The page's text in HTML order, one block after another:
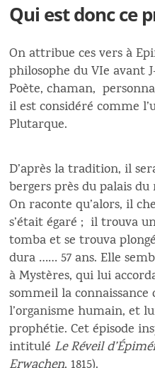
Qui est donc ce
On attribue ces vers à
philosophe du VIe avant
Poète, chaman,
il est considéré comme
Plutarque.
D’après la tradition, il
bergers près du palais du
On raconte qu’alors, il
s’était égaré ; il trouva
tomba et se trouva
dura …… 57 ans. Elle
à Mystères, qui lui
sommeil la
l’organisme humain, et
prophétie. Cet épisode
intitulé Le Réveil